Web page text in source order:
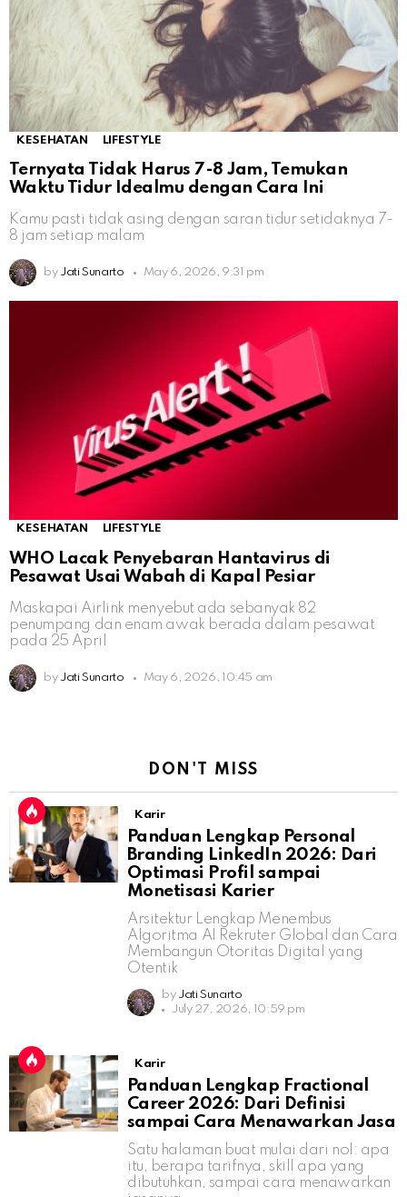
KESEHATAN LIFESTYLE
Ternyata Tidak Harus 7-8 Jam, Temukan
Waktu Tidur Idealmu dengan Cara Ini
Kamu pasti tidak asing dengan saran tidur setidaknya 7-
8 jam setiap malam
by Jati Sunarto May 6, 2026, 9:31 pm
KESEHATAN LIFESTYLE
WHO Lacak Penyebaran Hantavirus di
Pesawat Usai Wabah di Kapal Pesiar
Maskapai Airlink menyebut ada sebanyak 82
penumpang dan enam awak berada dalam pesawat
pada 25 April
by Jati Sunarto May 6, 2026, 10:45 am
DON'T MISS
Karir
Panduan Lengkap Personal
Branding LinkedIn 2026: Dari
Optimasi Profil sampai
Monetisasi Karier
Arsitektur Lengkap Menembus
Algoritma AI Rekruter Global dan Cara
Membangun Otoritas Digital yang
Otentik
by Jati Sunarto
July 27, 2026, 10:59 pm
Karir
Panduan Lengkap Fractional
Career 2026: Dari Definisi
sampai Cara Menawarkan Jasa
Satu halaman buat mulai dari nol: apa
itu, berapa tarifnya, skill apa yang
dibutuhkan, sampai cara menawarkan